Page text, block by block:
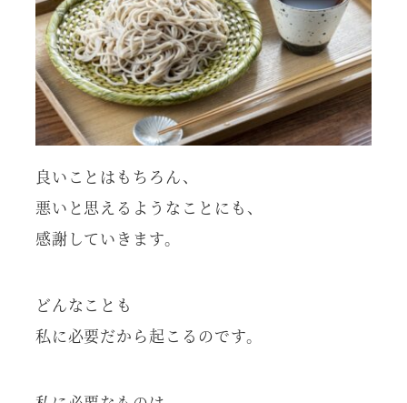
良いことはもちろん、
悪いと思えるようなことにも、
感謝していきます。
どんなことも
私に必要だから起こるのです。